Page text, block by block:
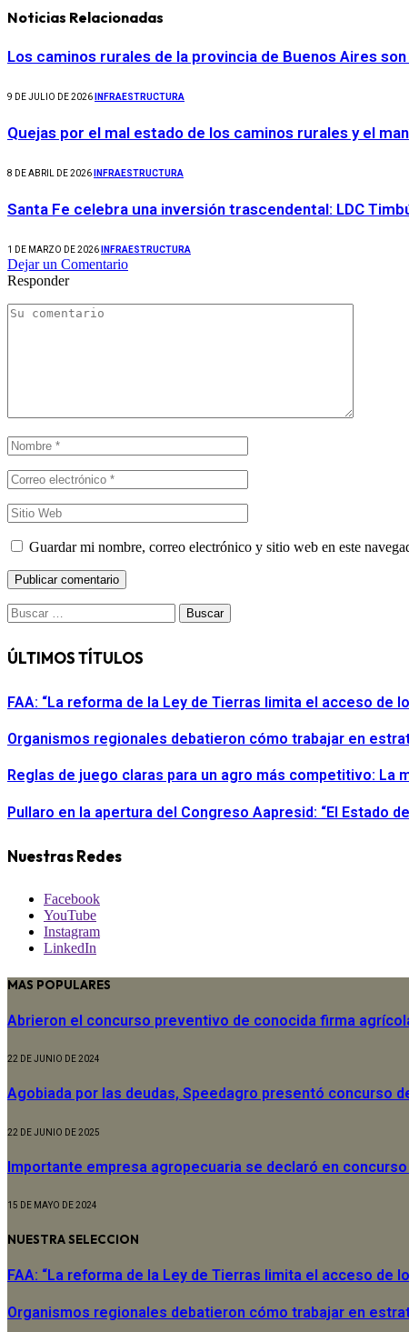
Noticias Relacionadas
Los caminos rurales de la provincia de Buenos Aires
9 DE JULIO DE 2026 INFRAESTRUCTURA
Quejas por el mal estado de los caminos rurales y el
8 DE ABRIL DE 2026 INFRAESTRUCTURA
Santa Fe celebra una inversión trascendental: LDC
1 DE MARZO DE 2026 INFRAESTRUCTURA
Dejar un Comentario
Responder
Guardar mi nombre, correo electrónico y sitio web en este
Buscar:
ÚLTIMOS TÍTULOS
FAA: “La reforma de la Ley de Tierras limita el acceso de
Organismos regionales debatieron cómo trabajar en
Reglas de juego claras para un agro más competitivo: La
Pullaro en la apertura del Congreso Aapresid: “El Estado
Nuestras Redes
Facebook
YouTube
Instagram
LinkedIn
MAS POPULARES
Abrieron el concurso preventivo de conocida firma
22 DE JUNIO DE 2024
Agobiada por las deudas, Speedagro presentó concurso
22 DE JUNIO DE 2025
Importante empresa agropecuaria se declaró en
15 DE MAYO DE 2024
NUESTRA SELECCION
FAA: “La reforma de la Ley de Tierras limita el acceso de
Organismos regionales debatieron cómo trabajar en